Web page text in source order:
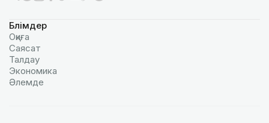
Бөлімдер
Оқиға
Саясат
Талдау
Экономика
Әлемде